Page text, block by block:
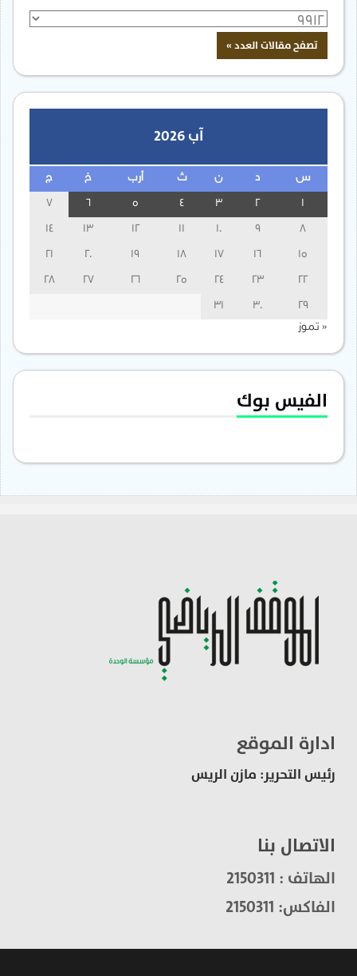
آب 2026
س ن ث أرب خ ج
3
13
14
15
16
17
18
19
20
21
22
23
24
25
26
27
28
29
30
31
« تموز
الفيس بوك
ادارة الموقع
رئيس التحرير: مازن الريس
الاتصال بنا
الهاتف : 2150311
الفاكس: 2150311